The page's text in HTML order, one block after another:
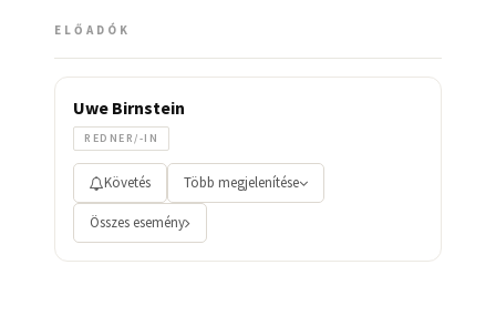
ELŐADÓK
Uwe Birnstein
REDNER/-IN
Követés Több megjelenítése
Összes esemény